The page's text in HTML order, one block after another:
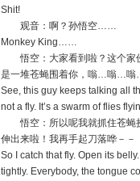
Shit!
观音：啊？孙悟空……
Monkey King……
悟空：大家看到啦？这个家
是一堆苍蝇围着你，嗡…嗡…嗡
See, this guy keeps talking all
not a fly. It’s a swarm of flies
悟空：所以呢我就抓住苍蝇
伸出来啦！我再手起刀落哗－
So I catch that fly. Open its
tightly. Everybody, the tongue